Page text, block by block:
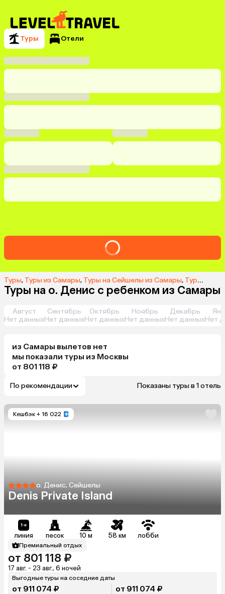
Туры Отели
Туры, Туры из Самары, Туры на Сейшелы из Самары, Туры на о. Денис из Самары
Туры на о. Денис с ребенком из Самары
Август
Нет данных
Сентябрь
Нет данных
Октябрь
Нет данных
Ноябрь
Нет данных
Декабрь
Нет данныхНет
из Самары вылетов нет
мы показали туры из Москвы
от 801 118 ₽
По рекомендации Показаны туры в 1 отель
Кешбэк + 16 022
о. Денис, Сейшелы
Denis Private Island
линия песок 10 м 58 км лобби
Премиальный отдых
от 801 118 ₽
17 авг. - 23 авг., 6 ночей
Выгодные туры на соседние даты
от 911 074 ₽ от 911 074 ₽